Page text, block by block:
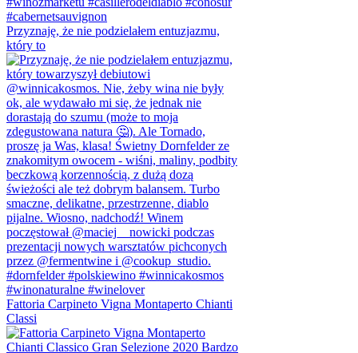
Przyznaję, że nie podzielałem entuzjazmu,
który to
Fattoria Carpineto Vigna Montaperto Chianti
Classi